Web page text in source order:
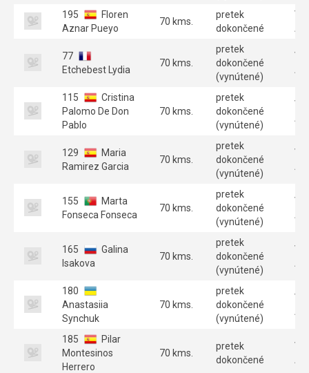
195
Floren
Aznar Pueyo
70 kms.
pretek
dokončené
A
77
Etchebest Lydia
70 kms.
pretek
dokončené
(vynútené)
A
115
Cristina
Palomo De Don
Pablo
70 kms.
pretek
dokončené
(vynútené)
A
129
Maria
Ramirez Garcia
70 kms.
pretek
dokončené
(vynútené)
A
155
Marta
Fonseca Fonseca
70 kms.
pretek
dokončené
(vynútené)
A
165
Galina
Isakova
70 kms.
pretek
dokončené
(vynútené)
A
180
Anastasiia
Synchuk
70 kms.
pretek
dokončené
(vynútené)
A
185
Pilar
Montesinos
Herrero
70 kms.
pretek
dokončené
A